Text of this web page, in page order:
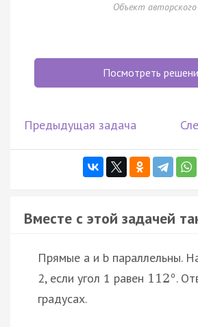
Объект
Посмотреть
Предыдущая задача
Вместе с этой задачей
Прямые a и b параллельны.
2, если угол 1 равен 112°.
градусах.